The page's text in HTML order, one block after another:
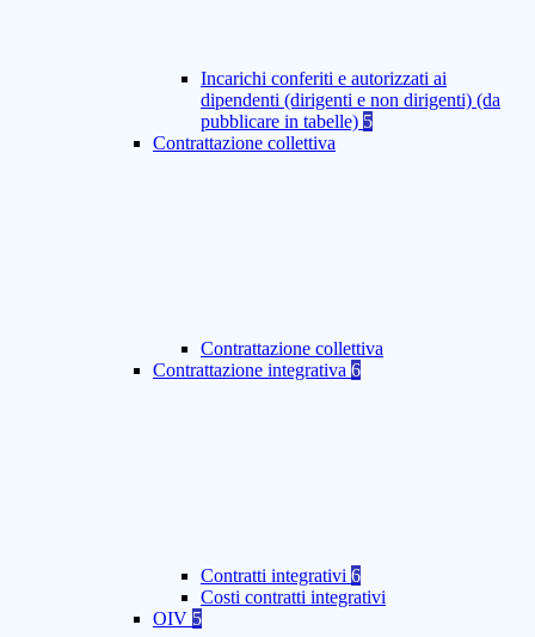
Incarichi conferiti e autorizzati ai
dipendenti (dirigenti e non dirigenti) (da
pubblicare in tabelle) 5
Contrattazione collettiva
Contrattazione collettiva
Contrattazione integrativa 6
Contratti integrativi 6
Costi contratti integrativi
OIV 5